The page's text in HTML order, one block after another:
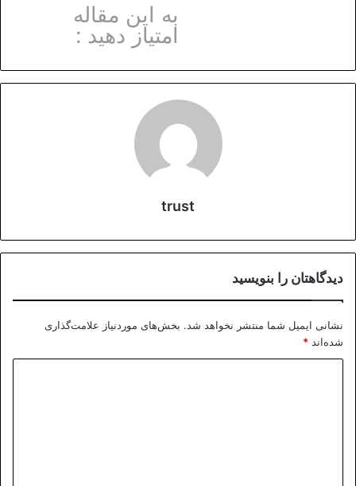
به این مقاله
امتیاز دهید :
trust
دیدگاهتان را بنویسید
نشانی ایمیل شما منتشر نخواهد شد. بخش‌های موردنیاز علامت‌گذاری
شده‌اند *